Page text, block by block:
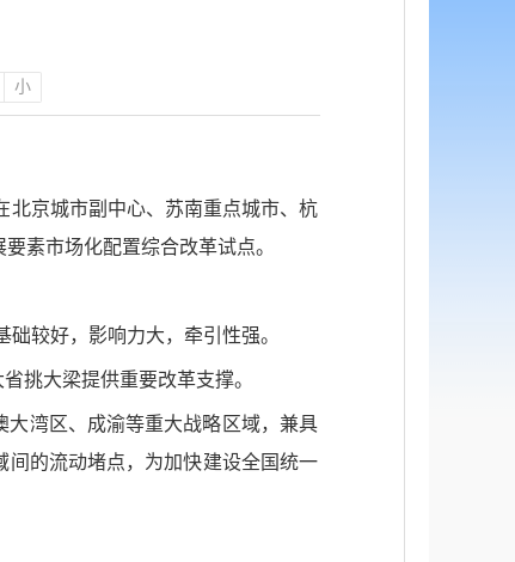
小
北京城市副中心、苏南重点城市、杭
素市场化配置综合改革试点。
较好，影响力大，牵引性强。
挑大梁提供重要改革支撑。
湾区、成渝等重大战略区域，兼具
的流动堵点，为加快建设全国统一